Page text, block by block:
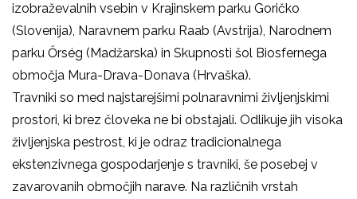
izobraževalnih vsebin v Krajinskem parku Goričko
(Slovenija), Naravnem parku Raab (Avstrija), Narodnem
parku Őrség (Madžarska) in Skupnosti šol Biosfernega
območja Mura-Drava-Donava (Hrvaška).
Travniki so med najstarejšimi polnaravnimi življenjskimi
prostori, ki brez človeka ne bi obstajali. Odlikuje jih visoka
življenjska pestrost, ki je odraz tradicionalnega
ekstenzivnega gospodarjenje s travniki, še posebej v
zavarovanih območjih narave. Na različnih vrstah